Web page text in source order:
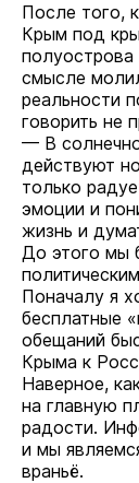
После того,
Крым под
смысле
реальности
говорить не
— В
действуют
только
эмоции и
жизнь и
До этого мы
Поначалу я
бесплатные
обещаний
Крыма к
Наверное,
на главную
радости.
и мы
враньё.